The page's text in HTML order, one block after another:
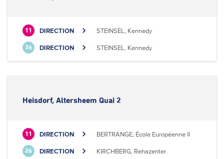
11 DIRECTION STEINSEL, Kennedy
26 DIRECTION STEINSEL, Kennedy
Heisdorf, Altersheem Quai 2
11 DIRECTION BERTRANGE, École Européenne II
26 DIRECTION KIRCHBERG, Rehazenter